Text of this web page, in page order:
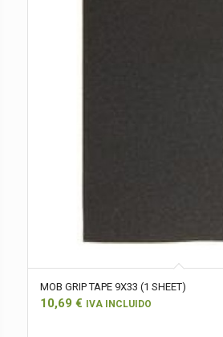
MOB GRIP TAPE 9X33 (1 SHEET)
10,69 € IVA INCLUIDO